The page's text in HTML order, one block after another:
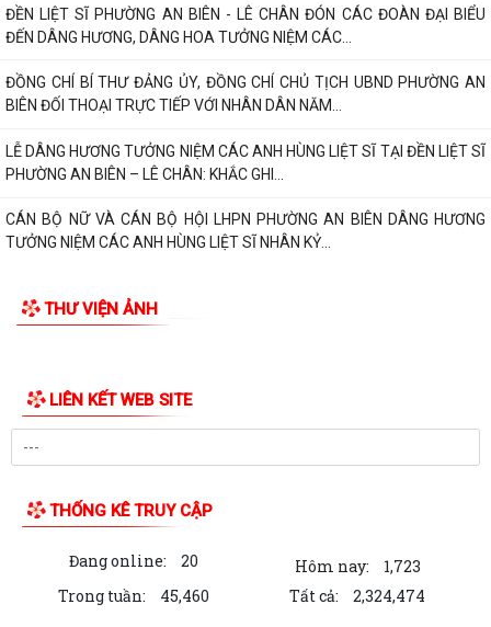
ĐỀN LIỆT SĨ PHƯỜNG AN BIÊN - LÊ CHÂN ĐÓN CÁC ĐOÀN ĐẠI BIỂU
ĐẾN DÂNG HƯƠNG, DÂNG HOA TƯỞNG NIỆM CÁC...
ĐỒNG CHÍ BÍ THƯ ĐẢNG ỦY, ĐỒNG CHÍ CHỦ TỊCH UBND PHƯỜNG AN
BIÊN ĐỐI THOẠI TRỰC TIẾP VỚI NHÂN DÂN NĂM...
LỄ DÂNG HƯƠNG TƯỞNG NIỆM CÁC ANH HÙNG LIỆT SĨ TẠI ĐỀN LIỆT SĨ
PHƯỜNG AN BIÊN – LÊ CHÂN: KHẮC GHI...
CÁN BỘ NỮ VÀ CÁN BỘ HỘI LHPN PHƯỜNG AN BIÊN DÂNG HƯƠNG
TƯỞNG NIỆM CÁC ANH HÙNG LIỆT SĨ NHÂN KỶ...
TIẾN ĐỘ GIẢI PHÓNG MẶT BẰNG DỰ ÁN TUYẾN...
PHƯỜNG AN BIÊN TRIỂN KHAI CÔNG TÁC PHỤC VỤ LỄ DÂNG HƯƠNG
VÀ LỄ CẦU SIÊU TẠI ĐỀN LIỆT SĨ PHƯỜNG AN...
Người đi bộ an toàn”
Thông báo về việc tổ chức Lễ Dâng hương và Lễ Cầu siêu Nhân kỷ niệm
79 năm Ngày Thương binh - Liệt...
THƯ VIỆN ẢNH